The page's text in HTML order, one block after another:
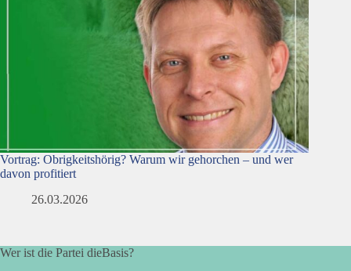
Vortrag: Obrigkeitshörig? Warum wir gehorchen – und wer
davon profitiert
26.03.2026
Wer ist die Partei dieBasis?